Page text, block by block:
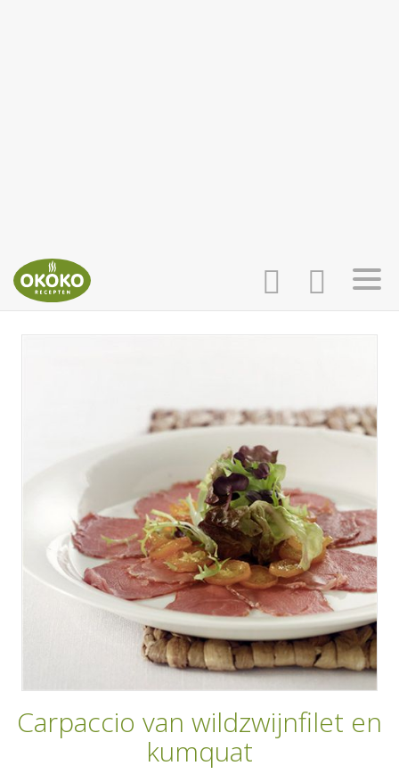
AANMELDEN
RECEPTEN
WEEKMENU'S
KOOKBOEKEN
Carpaccio van wildzwijnfilet en
kumquat